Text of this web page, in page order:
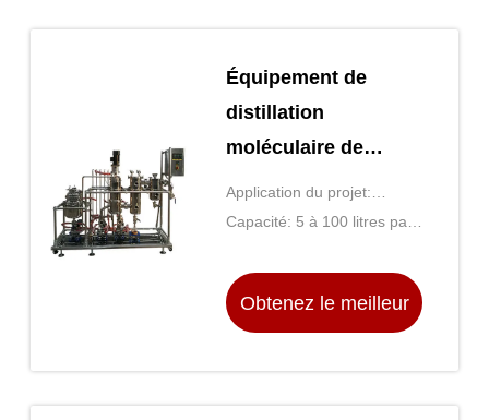
Équipement de
distillation
moléculaire de
laboratoire pour
l'évaporateur de film
Application du projet:
Concentration/destilation
Capacité: 5 à 100 litres par
Obtenez le meilleur